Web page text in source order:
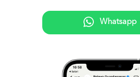
Whatsapp